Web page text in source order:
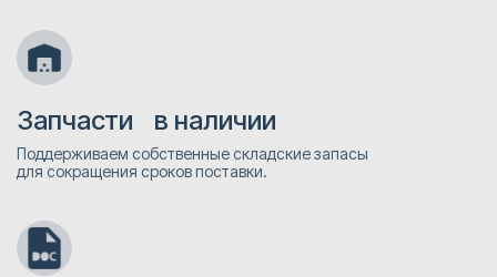
Запчасти в наличии
Поддерживаем собственные складские запасы
для сокращения сроков поставки.